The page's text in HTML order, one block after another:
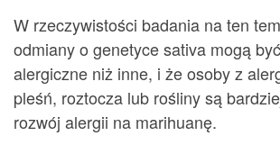
W rzeczywistości badania na ten
odmiany o genetyce sativa mogą
alergiczne niż inne, i że osoby z
pleśń, roztocza lub rośliny są
rozwój alergii na marihuanę.